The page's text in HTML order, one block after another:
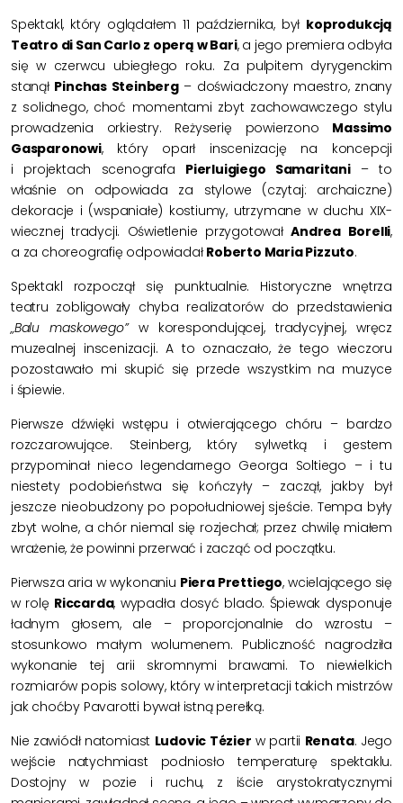
Spektakl, który oglądałem 11 października, był koprodukcją
Teatro di San Carlo z operą w Bari, a jego premiera odbyła
się w czerwcu ubiegłego roku. Za pulpitem dyrygenckim
stanął Pinchas Steinberg– doświadczony maestro, znany
z solidnego, choć momentami zbyt zachowawczego stylu
prowadzenia orkiestry. Reżyserię powierzono Massimo
Gasparonowi, który oparł inscenizację na koncepcji
i projektach scenografa Pierluigiego Samaritani– to
właśnie on odpowiada za stylowe (czytaj: archaiczne)
dekoracje i (wspaniałe) kostiumy, utrzymane w duchu XIX-
wiecznej tradycji. Oświetlenie przygotowałAndrea Borelli,
a za choreografię odpowiadałRoberto Maria Pizzuto.
Spektakl rozpoczął się punktualnie. Historyczne wnętrza
teatru zobligowały chyba realizatorów do przedstawienia
„Balu maskowego”w korespondującej, tradycyjnej, wręcz
muzealnej inscenizacji. A to oznaczało, że tego wieczoru
pozostawało mi skupić się przede wszystkim na muzyce
i śpiewie.
Pierwsze dźwięki wstępu i otwierającego chóru – bardzo
rozczarowujące. Steinberg, który sylwetką i gestem
przypominał nieco legendarnego Georga Soltiego – i tu
niestety podobieństwa się kończyły – zaczął, jakby był
jeszcze nieobudzony po popołudniowej sjeście. Tempa były
zbyt wolne, a chór niemal się rozjechał; przez chwilę miałem
wrażenie, że powinni przerwać i zacząć od początku.
Pierwsza aria w wykonaniu Piera Prettiego, wcielającego się
w rolę Riccarda, wypadła dosyć blado. Śpiewak dysponuje
ładnym głosem, ale – proporcjonalnie do wzrostu –
stosunkowo małym wolumenem. Publiczność nagrodziła
wykonanie tej arii skromnymi brawami. To niewielkich
rozmiarów popis solowy, który w interpretacji takich mistrzów
jak choćby Pavarotti bywał istną perełką.
Nie zawiódł natomiast Ludovic Tézier w partii Renata. Jego
wejście natychmiast podniosło temperaturę spektaklu.
Dostojny w pozie i ruchu, z iście arystokratycznymi